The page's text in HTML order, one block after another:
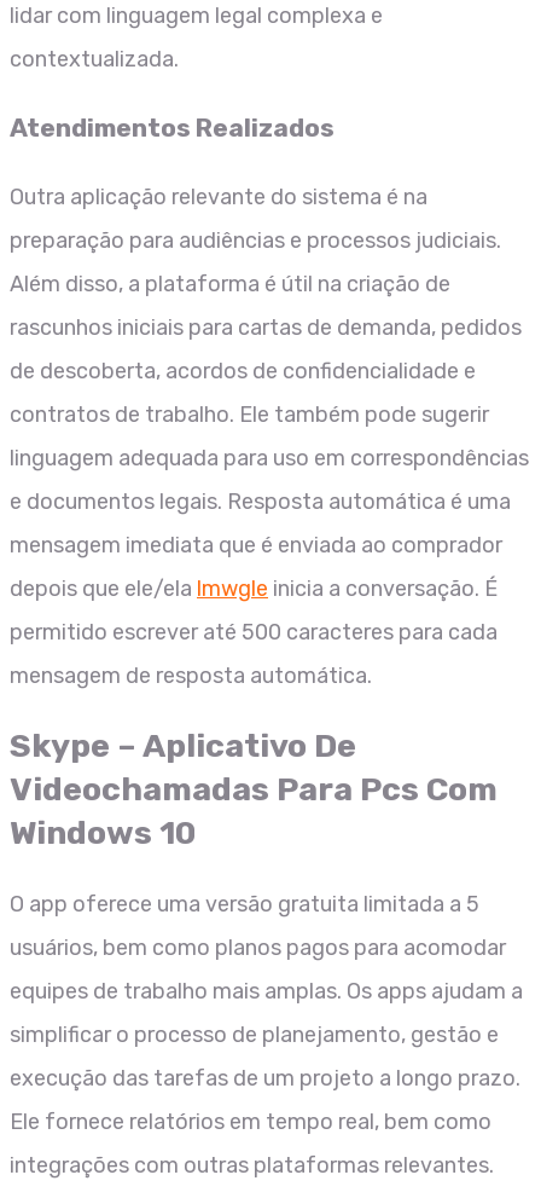
lidar com linguagem legal complexa e
contextualizada.
Atendimentos Realizados
Outra aplicação relevante do sistema é na
preparação para audiências e processos judiciais.
Além disso, a plataforma é útil na criação de
rascunhos iniciais para cartas de demanda, pedidos
de descoberta, acordos de confidencialidade e
contratos de trabalho. Ele também pode sugerir
linguagem adequada para uso em correspondências
e documentos legais. Resposta automática é uma
mensagem imediata que é enviada ao comprador
depois que ele/ela lmwgle inicia a conversação. É
permitido escrever até 500 caracteres para cada
mensagem de resposta automática.
Skype – Aplicativo De
Videochamadas Para Pcs Com
Windows 10
O app oferece uma versão gratuita limitada a 5
usuários, bem como planos pagos para acomodar
equipes de trabalho mais amplas. Os apps ajudam a
simplificar o processo de planejamento, gestão e
execução das tarefas de um projeto a longo prazo.
Ele fornece relatórios em tempo real, bem como
integrações com outras plataformas relevantes.